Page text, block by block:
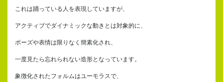
これは踊っている人を表現していますが、
アクティブでダイナミックな動きとは対象的に、
ポーズや表情は限りなく簡素化され、
一度見たら忘れられない造形となっています。
象徴化されたフォルムはユーモラスで、